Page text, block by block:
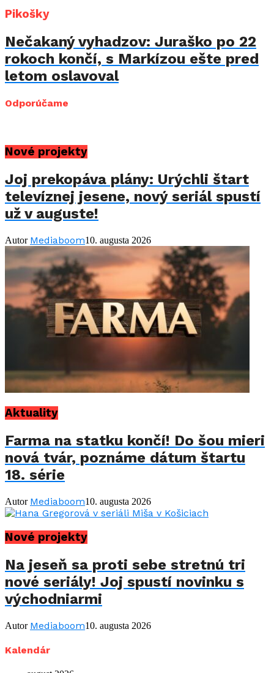
Pikošky
Nečakaný vyhadzov: Juraško po 22
rokoch končí, s Markízou ešte pred
letom oslavoval
Odporúčame
Nové projekty
Joj prekopáva plány: Urýchli štart
televíznej jesene, nový seriál spustí
už v auguste!
Autor Mediaboom10. augusta 2026
Aktuality
Farma na statku končí! Do šou mieri
nová tvár, poznáme dátum štartu
18. série
Autor Mediaboom10. augusta 2026
Nové projekty
Na jeseň sa proti sebe stretnú tri
nové seriály! Joj spustí novinku s
východniarmi
Autor Mediaboom10. augusta 2026
Kalendár